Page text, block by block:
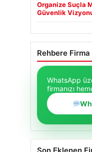
Organize Suçla
Güvenlik
Rehbere Firma
WhatsApp
firmanızı